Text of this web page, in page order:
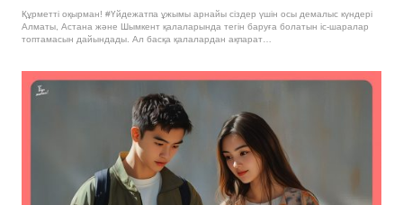
Құрметті оқырман! #Үйдежатпа ұжымы арнайы сіздер үшін осы демалыс күндері
Алматы, Астана және Шымкент қалаларында тегін баруға болатын іс-шаралар
топтамасын дайындады. Ал басқа қалалардан ақпарат…